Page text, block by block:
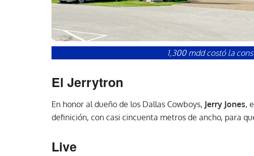
1,300 mdd costó la
El Jerrytron
En honor al dueño de los Dallas Cowboys, Jerry Jones,
definición, con casi cincuenta metros de ancho, para
Live